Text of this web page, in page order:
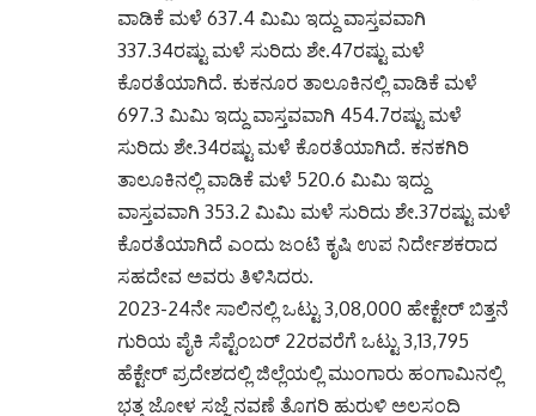
ವಾಡಿಕೆ ಮಳೆ 637.4 ಮಿಮಿ ಇದ್ದು ವಾಸ್ತವವಾಗಿ
337.34ರಷ್ಟು ಮಳೆ ಸುರಿದು ಶೇ.47ರಷ್ಟು ಮಳೆ
ಕೊರತೆಯಾಗಿದೆ. ಕುಕನೂರ ತಾಲೂಕಿನಲ್ಲಿ ವಾಡಿಕೆ ಮಳೆ
697.3 ಮಿಮಿ ಇದ್ದು ವಾಸ್ತವವಾಗಿ 454.7ರಷ್ಟು ಮಳೆ
ಸುರಿದು ಶೇ.34ರಷ್ಟು ಮಳೆ ಕೊರತೆಯಾಗಿದೆ. ಕನಕಗಿರಿ
ತಾಲೂಕಿನಲ್ಲಿ ವಾಡಿಕೆ ಮಳೆ 520.6 ಮಿಮಿ ಇದ್ದು
ವಾಸ್ತವವಾಗಿ 353.2 ಮಿಮಿ ಮಳೆ ಸುರಿದು ಶೇ.37ರಷ್ಟು ಮಳೆ
ಕೊರತೆಯಾಗಿದೆ ಎಂದು ಜಂಟಿ ಕೃಷಿ ಉಪ ನಿರ್ದೇಶಕರಾದ
ಸಹದೇವ ಅವರು ತಿಳಿಸಿದರು.
2023-24ನೇ ಸಾಲಿನಲ್ಲಿ ಒಟ್ಟು 3,08,000 ಹೇಕ್ಟೇರ್ ಬಿತ್ತನೆ
ಗುರಿಯ ಪೈಕಿ ಸೆಪ್ಟೆಂಬರ್ 22ರವರೆಗೆ ಒಟ್ಟು 3,13,795
ಹೆಕ್ಟೇರ್ ಪ್ರದೇಶದಲ್ಲಿ ಜಿಲ್ಲೆಯಲ್ಲಿ ಮುಂಗಾರು ಹಂಗಾಮಿನಲ್ಲಿ
ಭತ್ತ ಜೋಳ ಸಜ್ಜೆ ನವಣೆ ತೊಗರಿ ಹುರುಳಿ ಅಲಸಂದಿ